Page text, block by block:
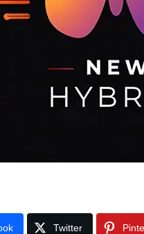
Twitter